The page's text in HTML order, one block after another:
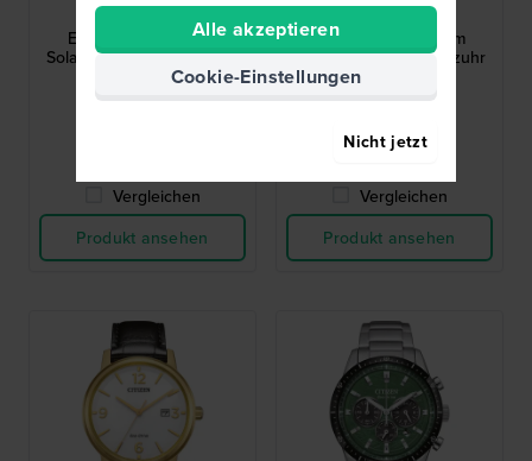
EW2722-01A
EW2722-01A 30 mm
Solarbetriebene Quarzuhr
mit Datum
169,00 €
Vergleichen
Produkt ansehen
EW2720-57A
EW2720-57A 30 mm
Solarbetriebene Quarzuhr
mit Datum
159,00 €
● Auf Lager
Vergleichen
Produkt ansehen
Alle akzeptieren
Cookie-Einstellungen
Nicht jetzt